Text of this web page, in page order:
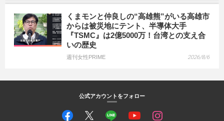
くまモンと仲良しの“高雄熊”がいる高雄市
からは被災地にテント、半導体大手
『TSMC』は2億5000万！台湾との支え合
いの歴史
週刊女性PRIME 2026/8/6
公式アカウントをフォロー